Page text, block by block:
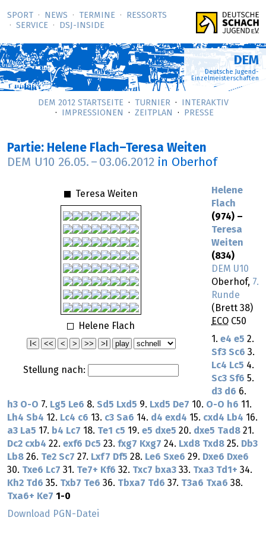
SPORT NEWS TERMINE
RESSORTS
SERVICE
DSJ-­INSIDE
DEM
Deutsche Jugend-
Einzelmeisterschaften
DEM 2012 STARTSEITE TURNIER
INTERAKTIV
IMPRESSIONEN
ZEITPLAN PRESSE
Partie: Helene Flach–Teresa Weiten
DEM U10 26.05. – 03.06.2012 in Oberhof
Teresa Weiten
Helene Flach
Stellung nach:
Helene
Flach
(974) –
Teresa
Weiten
(834)
DEM U10
Oberhof, 7.
Runde
(Brett 38)
ECO C50
1. e4 e5 2.
Sf3 Sc6 3.
Lc4 Lc5 4.
Sc3 Sf6 5.
d3 d6 6.
h3 O-O 7. Lg5 Le6 8. Sd5 Lxd5 9. Lxd5 De7 10. O-O h6 11.
Lh4 Sb4 12. Lc4 c6 13. c3 Sa6 14. d4 exd4 15. cxd4 Lb4 16.
a3 La5 17. b4 Lc7 18. Te1 c5 19. e5 dxe5 20. dxe5 Tad8 21.
Dc2 cxb4 22. exf6 Dc5 23. fxg7 Kxg7 24. Lxd8 Txd8 25. Db3
Lb8 26. Te2 Sc7 27. Lxf7 Df5 28. Le6 Sxe6 29. Dxe6 Dxe6
30. Txe6 Lc7 31. Te7+ Kf6 32. Txc7 bxa3 33. Txa3 Td1+ 34.
Kh2 Td6 35. Txb7 Te6 36. Tbxa7 Td6 37. T3a6 Txa6 38.
Txa6+ Ke7 1-0
Download PGN-Datei